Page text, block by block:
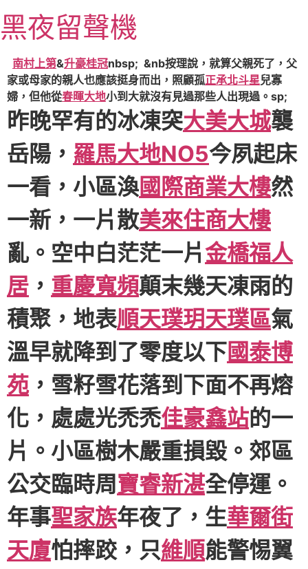
至
主
內
容
黑夜留聲機
南村上第&升豪桂冠nbsp; &nb按理說，就算父親死了，父
家或母家的親人也應該挺身而出，照顧孤正承北斗星兒寡
婦，但他從春暉大地小到大就沒有見過那些人出現過。sp;
昨晚罕有的冰凍突大美大城襲
岳陽， 羅馬大地NO5今夙起床
一看，小區渙國際商業大樓然
一新，一片散美來住商大樓
亂。空中白茫茫一片金橋福人
居 ， 重慶寬頻顛末幾天凍雨的
積聚，地表順天璞玥天璞區氣
溫早就降到了零度以下國泰博
苑，雪籽雪花落到下面不再熔
化，處處光禿禿佳豪鑫站的一
片。小區樹木嚴重損毀。郊區
公交臨時周 寶睿新湛全停運。
年事聖家族年夜了，生華爾街
天廈怕摔跤，只維順能警惕翼